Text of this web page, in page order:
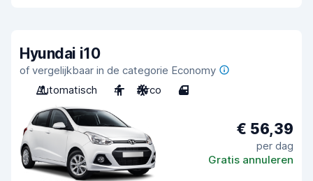
Hyundai i10
of vergelijkbaar in de categorie Economy
Automatisch
4 Airco 4
€ 56,39
per dag
Gratis annuleren